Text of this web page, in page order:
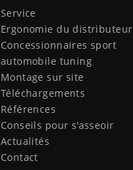
Service
Ergonomie du distributeur
Concessionnaires sport
automobile tuning
Montage sur site
Téléchargements
Références
Conseils pour s'asseoir
Actualités
Contact